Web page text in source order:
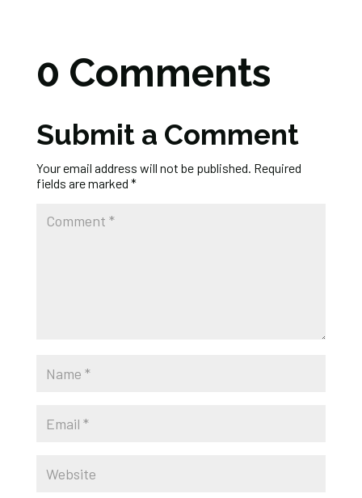
0 Comments
Submit a Comment
Your email address will not be published. Required
fields are marked *